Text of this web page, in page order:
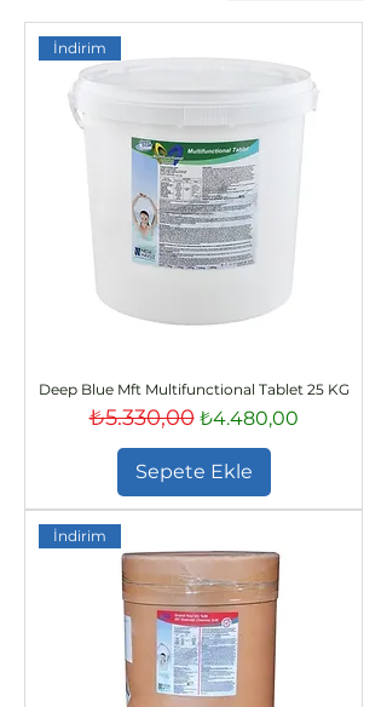
İndirim
Deep Blue Mft Multifunctional Tablet 25 KG
Normal Fiyat
₺5.330,00 İndirimli Fiyat
₺4.480,00
Sepete Ekle
İndirim